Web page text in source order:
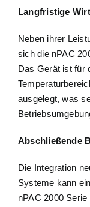
Langfristige
Neben ihrer
sich die nPAC
Das Gerät ist für
ausgelegt, was
Abschließende
Die Integration
Systeme kann
nPAC 2000